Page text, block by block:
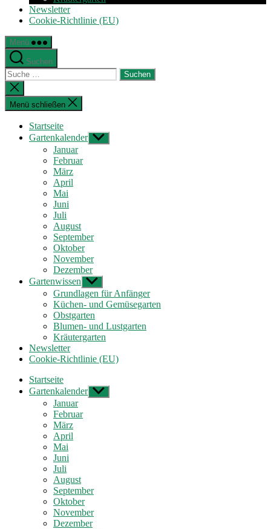
Newsletter
Cookie-Richtlinie (EU)
Menü
Suchen
Suche
nach:
Suche
schließen
Menü schließen
Startseite
Gartenkalender Untermenü
anzeigen
Januar
Februar
März
April
Mai
Juni
Juli
August
September
Oktober
November
Dezember
Gartenwissen Untermenü
anzeigen
Grundlagen für Anfänger
Küchen- und Gemüsegarten
Obstgarten
Blumen- und Lustgarten
Kräutergarten
Newsletter
Cookie-Richtlinie (EU)
Startseite
Gartenkalender Untermenü
anzeigen
Januar
Februar
März
April
Mai
Juni
Juli
August
September
Oktober
November
Dezember